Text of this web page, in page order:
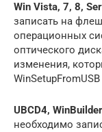
Win Vista, 7, 8,
записать на
операционных
оптического
изменения,
UBCD4,
необходимо